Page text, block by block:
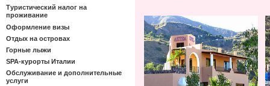
Туристический налог на
проживание
Оформление визы
Отдых на островах
Горные лыжи
SPA-курорты Италии
Обслуживание и дополнительные
услуги